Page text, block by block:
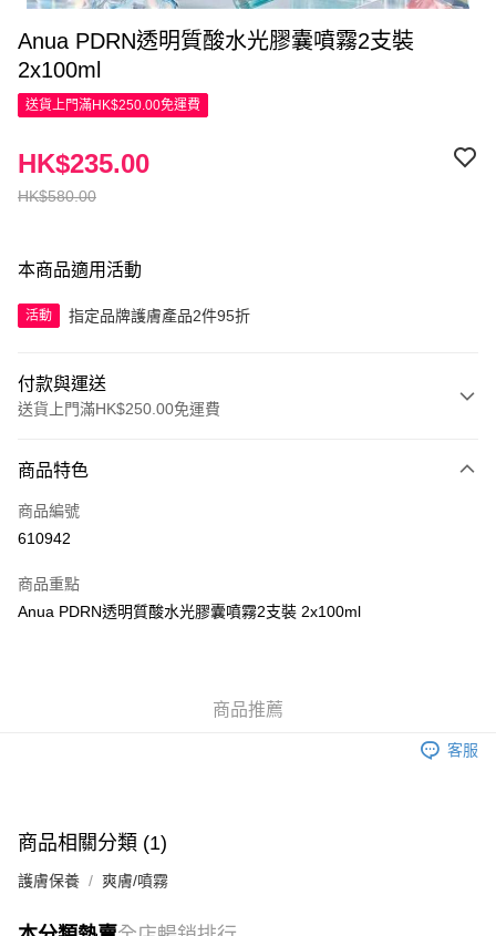
Anua PDRN透明質酸水光膠囊噴霧2支裝
2x100ml
送貨上門滿HK$250.00免運費
HK$580.00
HK$235.00
本商品適用活動
活動 指定品牌護膚產品2件95折
付款與運送
送貨上門滿HK$250.00免運費
信用卡
Apple Pay
WeChat Pay
JD京東物流，訂單確認發貨後2-4個工作天送達
商品特色
商品編號
610942
商品重點
Anua PDRN透明質酸水光膠囊噴霧2支裝 2x100ml
商品推薦
客服
商品相關分類 (1)
護膚保養 爽膚/噴霧